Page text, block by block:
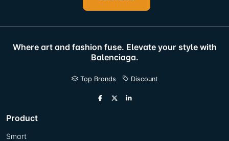
Where art and fashion fuse. Elevate your style with
Balenciaga.
Top Brands Discount
Product
Smart